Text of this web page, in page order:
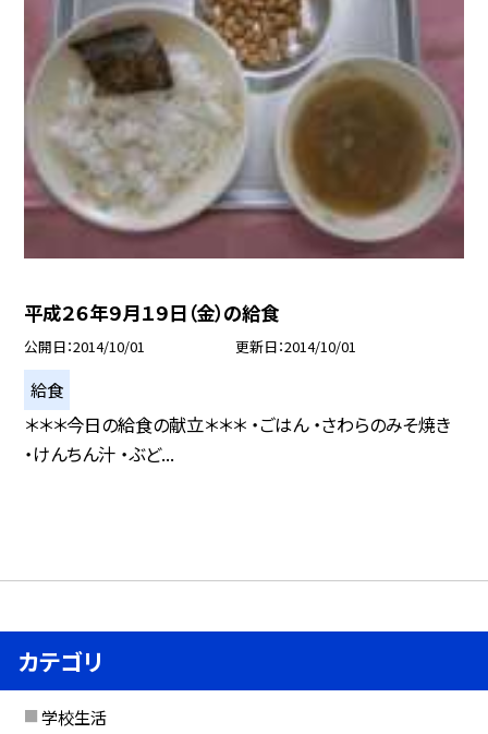
平成２６年９月１９日（金）の給食
公開日 2014/10/01 更新日 2014/10/01
給食
＊＊＊今日の給食の献立＊＊＊ ・ごはん ・さわらのみそ焼き
・けんちん汁 ・ぶど...
カテゴリ
学校生活